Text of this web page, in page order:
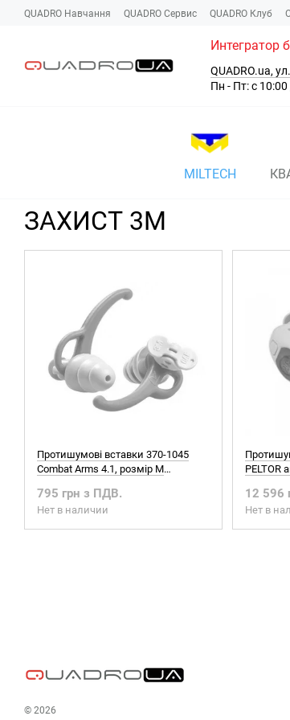
Перейти к основному контенту
QUADRO Навчання QUADRO Сервис QUADRO Клуб
Интегратор
QUADRO.ua,
Пн - Пт: с
MILTECH
ЗАХИСТ 3M
Протишумові вставки 370-1045
Combat Arms 4.1, розмір M
795 грн з ПДВ.
Нет в наличии
PELTOR
12 596
Нет в
© 2026